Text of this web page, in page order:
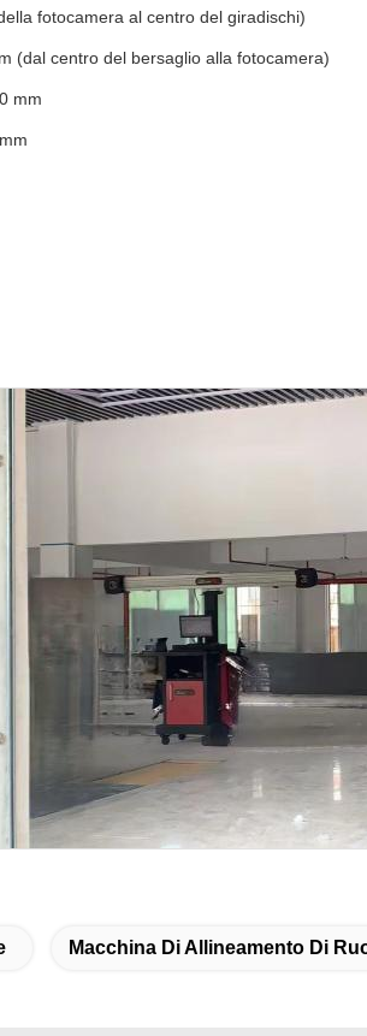
fotocamera al centro del giradischi)
(dal centro del bersaglio alla fotocamera)
mm
Macchina Di Allineamento Di